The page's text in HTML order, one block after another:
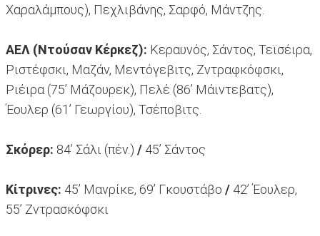
Χαραλάμπους), Πεχλιβάνης, Σαρφό, Μάντζης.
ΑΕΛ (Ντούσαν Κέρκεζ): Κεραυνός, Σάντος, Τεϊσέιρα,
Ριστέφσκι, Μαζάν, Μεντόγεβιτς, Ζντραφκόφσκι,
Ριέιρα (75’ Μάζουρεκ), Πελέ (86’ Μάιντεβατς),
Έουλερ (61’ Γεωργίου), Τσέποβιτς.
Σκόρερ: 84’ Σάλι (πέν.) / 45’ Σάντος
Κίτρινες: 45’ Μανρίκε, 69’ Γκουστάβο / 42’ Έουλερ,
55’ Ζντρασκόφσκι